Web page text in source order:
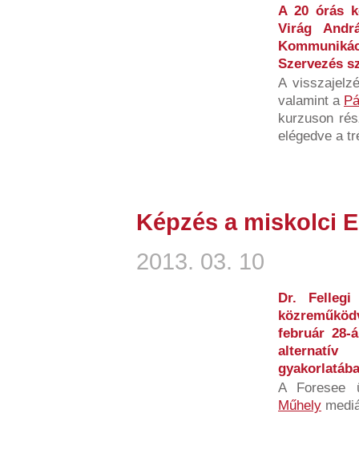
A 20 órás
Virág
Szervezés
A
valamint a
kurzuson
elégedve a
Képzés a miskolci
2013. 03. 10
Dr. Fellegi
február 28-
alternatív
A Foresee
Műhely